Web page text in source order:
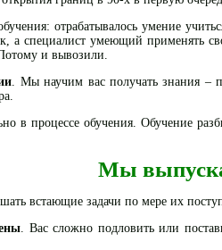
отрабатывалось умение
а специалист умеющий применять
и вывозили.
. Мы научим вас получать знания –
в процессе обучения. Обучение
Мы
встающие задачи по мере их
. Вас сложно подловить или